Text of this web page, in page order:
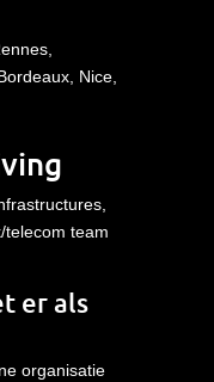
Nice,
/telecom team
erals
organisatie